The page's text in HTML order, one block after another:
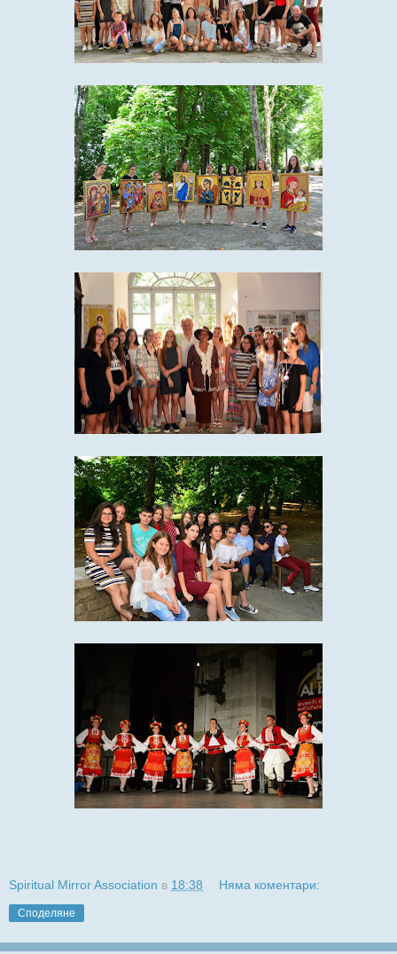
Spiritual Mirror Association в 18:38 Няма коментари:
Споделяне